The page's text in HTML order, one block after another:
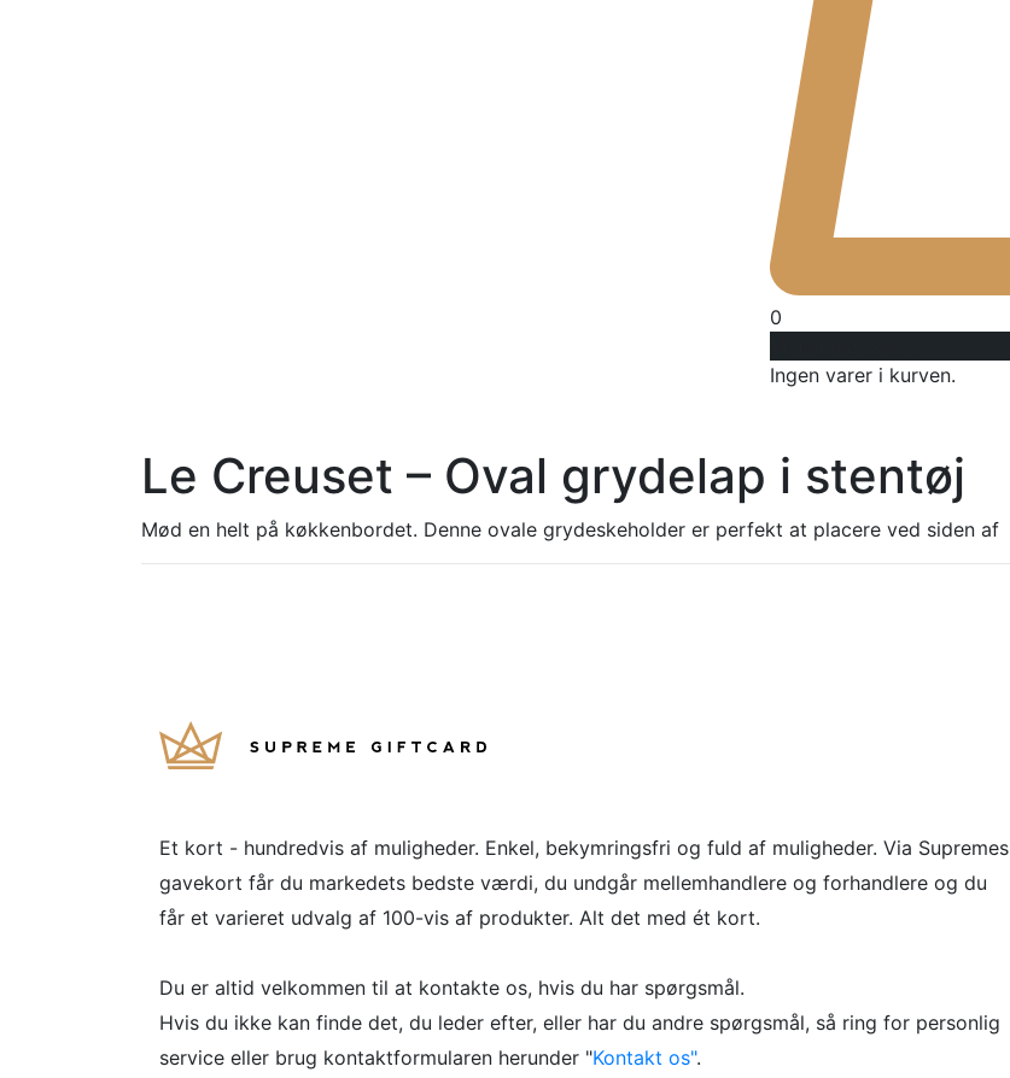
0
Ingen varer i kurven.
Le Creuset – Oval grydelap i stentøj
Mød en helt på køkkenbordet. Denne ovale grydeskeholder er perfekt at placere ved siden af
Et kort - hundredvis af muligheder. Enkel, bekymringsfri og fuld af muligheder. Via Supremes
gavekort får du markedets bedste værdi, du undgår mellemhandlere og forhandlere og du
får et varieret udvalg af 100-vis af produkter. Alt det med ét kort.
Du er altid velkommen til at kontakte os, hvis du har spørgsmål.
Hvis du ikke kan finde det, du leder efter, eller har du andre spørgsmål, så ring for personlig
service eller brug kontaktformularen herunder "Kontakt os".